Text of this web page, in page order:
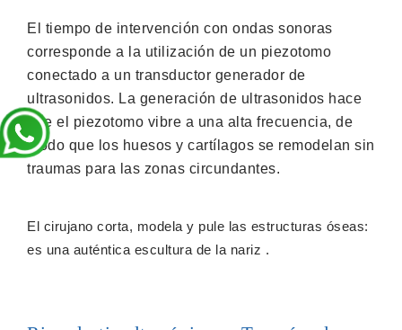
El tiempo de intervención con ondas sonoras
corresponde a la utilización de un piezotomo
conectado a un transductor generador de
ultrasonidos. La generación de ultrasonidos hace
que el piezotomo vibre a una alta frecuencia, de
modo que los huesos y cartílagos se remodelan sin
traumas para las zonas circundantes.
El cirujano corta, modela y pule las estructuras óseas:
es una auténtica escultura de la nariz .